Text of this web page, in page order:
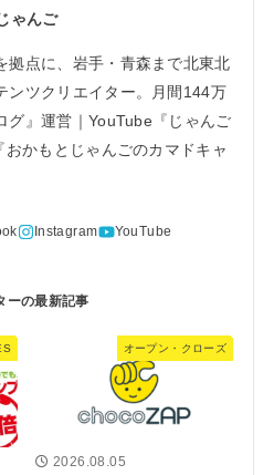
ゃんご
拠点に、岩手・青森まで北東北
ンツクリエイター。月間144万
グ』運営｜YouTube『じゃんご
かもとじゃんごのカマドキャ
オープン・クローズ
2026.08.05